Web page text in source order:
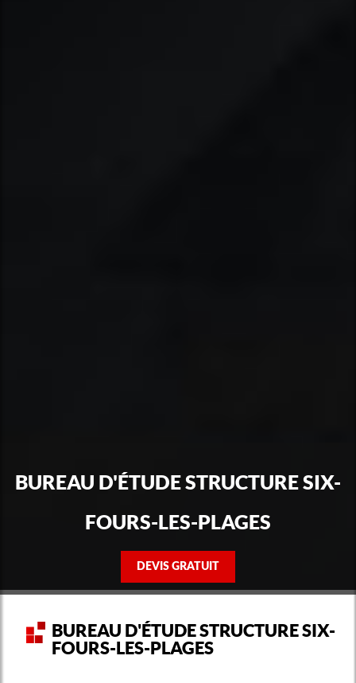
BUREAU D'ÉTUDE STRUCTURE SIX-
FOURS-LES-PLAGES
DEVIS GRATUIT
BUREAU D'ÉTUDE STRUCTURE SIX-
FOURS-LES-PLAGES